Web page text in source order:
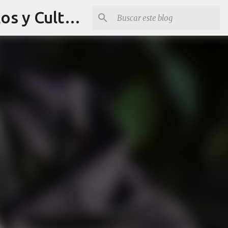
Revista Q Planes - Conciertos de Arequipa, fiestas, eventos y Cultura